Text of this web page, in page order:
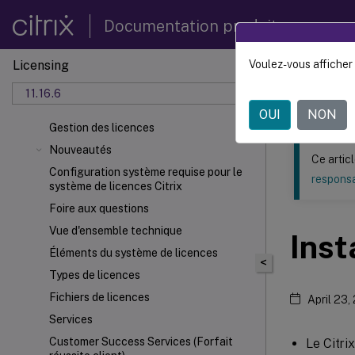
Documentation produit
Licensing
11.16.6
Gestion des licences
Nouveautés
Configuration système requise pour le
système de licences Citrix
Foire aux questions
Vue d'ensemble technique
Éléments du système de licences
Types de licences
Fichiers de licences
Services
Customer Success Services (Forfait
Ce contenu a
<
Ce
April 23,
Le
Voulez-vous
OUI NON